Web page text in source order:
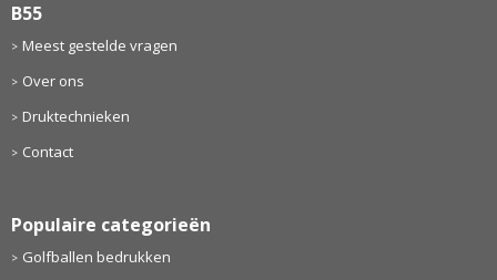
B55
Meest gestelde vragen
Over ons
Druktechnieken
Contact
Populaire categorieën
Golfballen bedrukken